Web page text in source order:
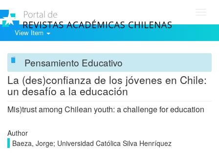
View Item
Pensamiento Educativo
La (des)confianza de los jóvenes en Chile:
un desafío a la educación
Mis)trust among Chilean youth: a challenge for education
Author
Baeza, Jorge; Universidad Católica Silva Henríquez